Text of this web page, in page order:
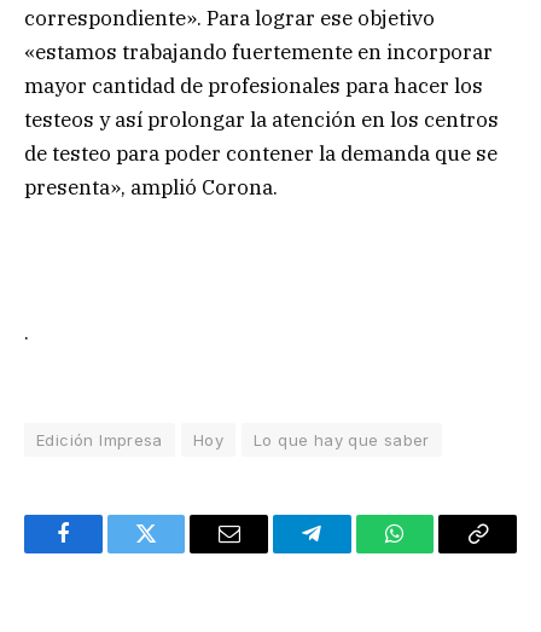
correspondiente». Para lograr ese objetivo
«estamos trabajando fuertemente en incorporar
mayor cantidad de profesionales para hacer los
testeos y así prolongar la atención en los centros
de testeo para poder contener la demanda que se
presenta», amplió Corona.
.
Edición Impresa Hoy Lo que hay que saber
FacebookTwitter Email TelegramWhatsAppCopy